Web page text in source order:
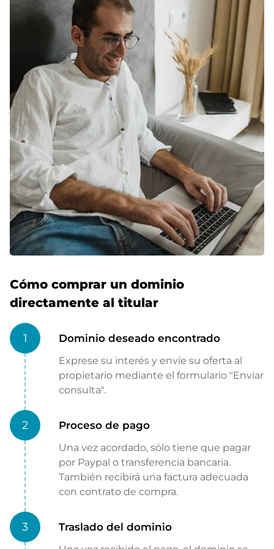
Cómo comprar un dominio
directamente al titular
1 Dominio deseado encontrado
Exprese su interés y envíe su oferta al
propietario mediante el formulario "Enviar
consulta".
2 Proceso de pago
Una vez acordado, sólo tiene que pagar
por Paypal o transferencia bancaria.
También recibirá una factura adecuada
con contrato de compra.
3 Traslado del dominio